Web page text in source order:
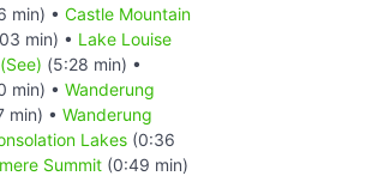
min) • Castle Mountain
min) • Lake Louise
(5:28 min) •
min) • Wanderung
min) • Wanderung
Lakes (0:36
Summit (0:49 min)